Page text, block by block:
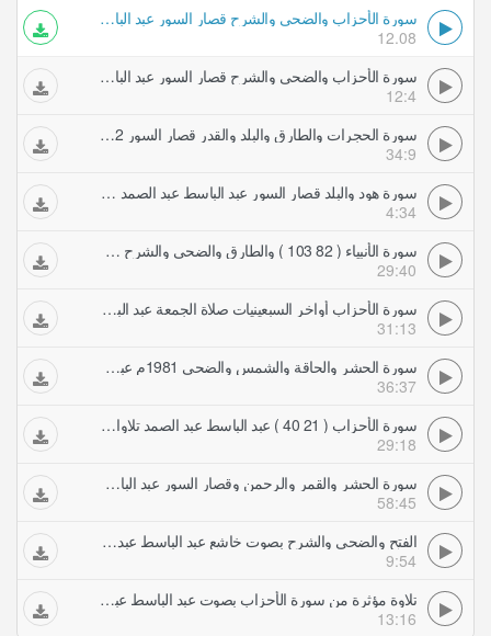
سورة الأحزاب والضحى والشرح قصار السور عبد الباسط عبد الصمد تلاوات مجودة
12.08
سورة الأحزاب والضحى والشرح قصار السور عبد الباسط عبد الصمد تلاوات مجودة
12:4
سورة الحجرات والطارق والبلد والقدر قصار السور 1972 عبد الباسط عبد الصمد تلاوات مجودة
34:9
سورة هود والبلد قصار السور عبد الباسط عبد الصمد تلاوات مجودة
4:34
سورة الأنبياء ( 82 103 ) والطارق والضحى والشرح والقدر عبد الباسط عبد الصمد تلاوات مجودة
29:40
سورة الأحزاب أواخر السبعينيات صلاة الجمعة عبد الباسط عبد الصمد تلاوات مجودة
31:13
سورة الحشر والحاقة والشمس والضحى 1981م عبد الباسط عبد الصمد تلاوات مجودة
36:37
سورة الأحزاب ( 21 40 ) عبد الباسط عبد الصمد تلاوات مجودة
29:18
سورة الحشر والقمر والرحمن وقصار السور عبد الباسط عبد الصمد تلاوات مجودة
58:45
الفتح والضحى والشرح بصوت خاشع عبد الباسط عبد الصمد تلاوات خاشعة
9:54
تلاوة مؤثرة من سورة الأحزاب بصوت عبد الباسط عبد الصمد تلاوات خاشعة
13:16